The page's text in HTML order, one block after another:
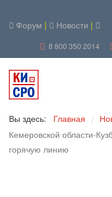
Форум | Новости |
8 800 350 2014
Вы здесь: Главная /
Кемеровской области-
горячую линию